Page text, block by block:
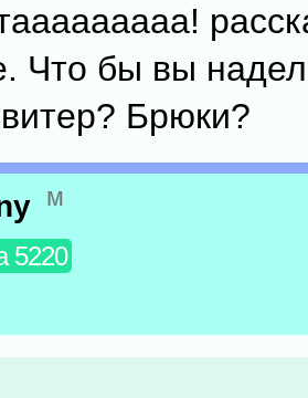
Что бы вы
Брюки?
м
5220